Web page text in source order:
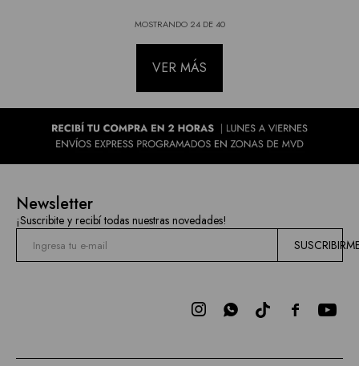
MOSTRANDO 24DE40
VER MÁS
Newsletter
¡Suscribite y recibí todas nuestras novedades!

 